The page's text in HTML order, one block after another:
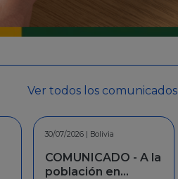
Ver todos los comunicados
30/06/2026 | Bolivia
INFORMACION -
Facilidades de